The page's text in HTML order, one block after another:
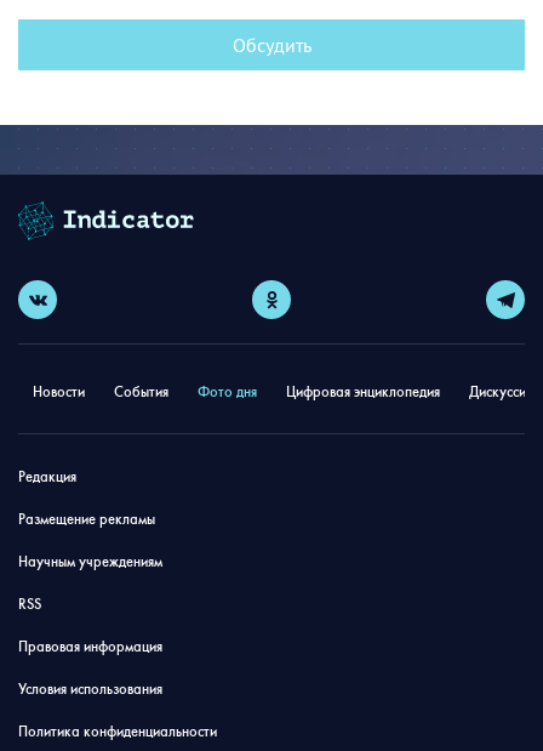
Обсудить
Новости События Фото дня Цифровая энциклопедия
Редакция
Размещение рекламы
Научным учреждениям
RSS
Правовая информация
Условия использования
Политика конфиденциальности